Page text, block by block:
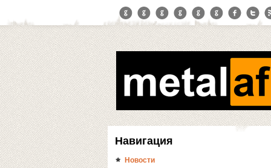
Навигация
Новости